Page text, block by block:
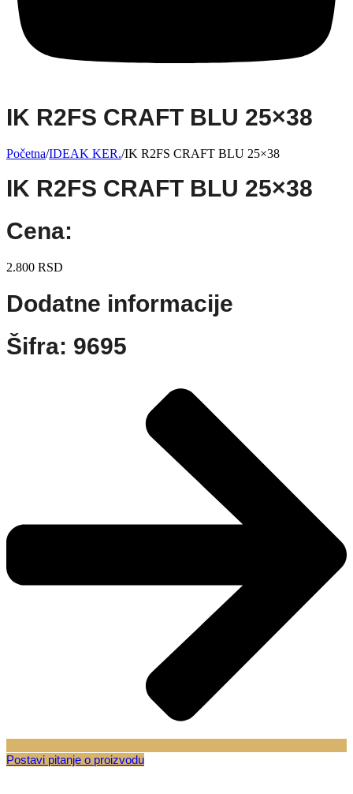
IK R2FS CRAFT BLU 25×38
Početna/IDEAK KER./IK R2FS CRAFT BLU 25×38
IK R2FS CRAFT BLU 25×38
Cena:
2.800 RSD
Dodatne informacije
Šifra: 9695
Postavi pitanje o proizvodu